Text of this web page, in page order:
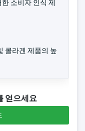
소비자 인식 제
콜라겐 제품의 높
얻으세요